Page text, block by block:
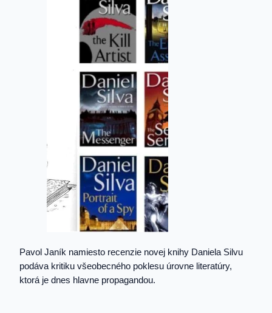
Pavol Janík namiesto recenzie novej knihy Daniela Silvu
podáva kritiku všeobecného poklesu úrovne literatúry,
ktorá je dnes hlavne propagandou.